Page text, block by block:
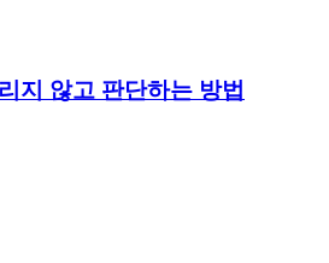
지 않고 판단하는 방법